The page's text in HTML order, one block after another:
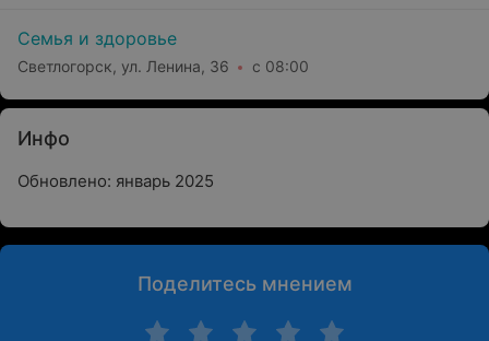
Семья и здоровье
Светлогорск, ул. Ленина, 36 с 08:00
Инфо
Обновлено: январь 2025
Поделитесь мнением